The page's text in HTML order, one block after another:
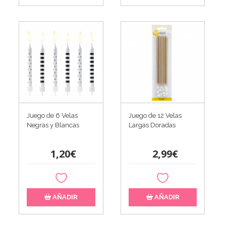
Juego de 6 Velas
Negras y Blancas
1,20€
AÑADIR
Juego de 12 Velas
Largas Doradas
2,99€
AÑADIR